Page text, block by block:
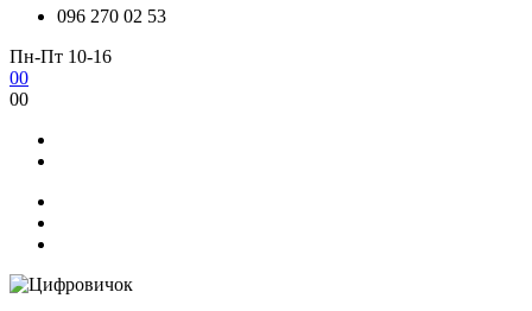
096 270 02 53
Пн-Пт 10-16
00
00